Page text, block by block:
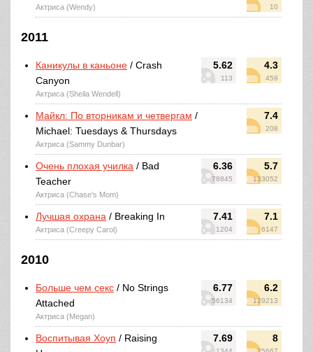
10
Актриса (Wendy)
2011
5.62
113
4.3
459
Каникулы в каньоне / Crash
Canyon
Актриса (Sheila Wendell)
7.4
208
Майкл: По вторникам и четвергам /
Michael: Tuesdays & Thursdays
Актриса (Sammy Dunbar)
6.36
78845
5.7
133052
Очень плохая училка / Bad
Teacher
Актриса (Chase's Mom)
7.41
1204
7.1
6147
Лучшая охрана / Breaking In
Актриса (Creepy Carol)
2010
6.77
56134
6.2
129213
Больше чем секс / No Strings
Attached
Актриса (Megan)
7.69 8
Воспитывая Хоуп / Raising